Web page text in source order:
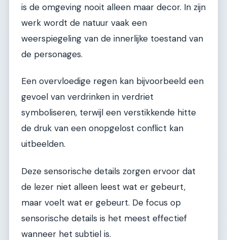
is de omgeving nooit alleen maar decor. In zijn
werk wordt de natuur vaak een
weerspiegeling van de innerlijke toestand van
de personages.
Een overvloedige regen kan bijvoorbeeld een
gevoel van verdrinken in verdriet
symboliseren, terwijl een verstikkende hitte
de druk van een onopgelost conflict kan
uitbeelden.
Deze sensorische details zorgen ervoor dat
de lezer niet alleen leest wat er gebeurt,
maar voelt wat er gebeurt. De focus op
sensorische details is het meest effectief
wanneer het subtiel is.